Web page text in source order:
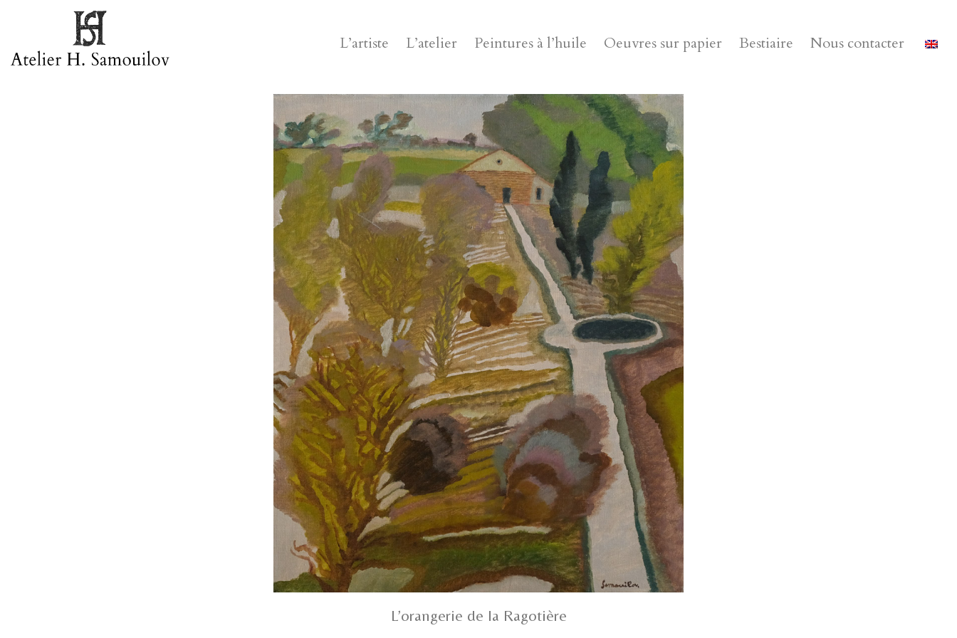
L’artiste L’atelier Peintures à l’huile Oeuvres sur papier Bestiaire Nous contacter
L’orangerie de la Ragotière